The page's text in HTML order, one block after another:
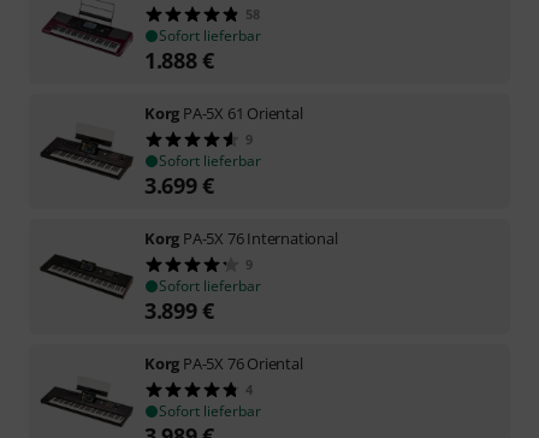
58
Sofort lieferbar
1.888€
Korg PA-5X 61 Oriental
9
Sofort lieferbar
3.699€
Korg PA-5X 76 International
9
Sofort lieferbar
3.899€
Korg PA-5X 76 Oriental
4
Sofort lieferbar